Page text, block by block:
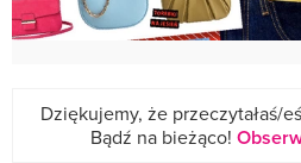
Dziękujemy, że przeczytałaś/
Bądź na bieżąco!